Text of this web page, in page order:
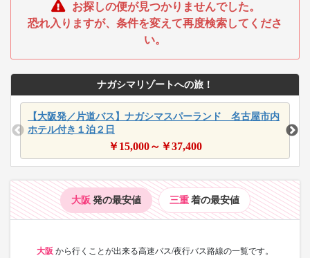
お探しの便が見つかりませんでした。
恐れ入りますが、条件を変えて再度検索してくださ
い。
ナガシマリゾートへの旅！
【大阪発／片道バス】ナガシマスパーランド 名古屋市内
ホテル付き１泊２日
￥15,000～￥37,400
大阪 発の最安値 三重 着の最安値
大阪 から行くことが出来る高速バス/夜行バス路線の一覧です。